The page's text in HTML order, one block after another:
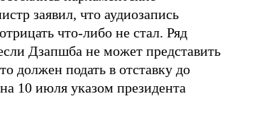
заявил, что аудиозапись
что-либо не стал. Ряд
Дзапшба не может представить
должен подать в отставку до
10 июля указом президента